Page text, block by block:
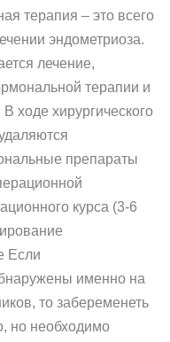
терапия – это всего
эндометриоза.
лечение,
терапии и
ходе хирургического
препараты
курса (3-6
Если
именно на
то забеременеть
но необходимо